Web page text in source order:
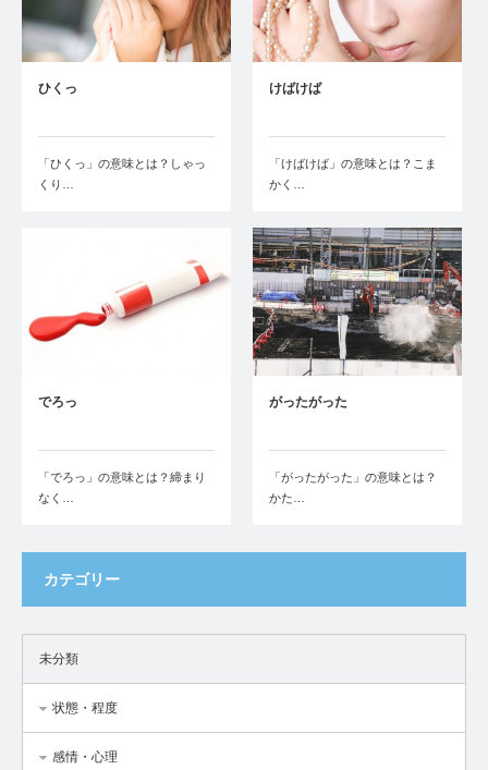
ひくっ
「ひくっ」の意味とは？しゃっ
くり…
けばけば
「けばけば」の意味とは？こま
かく…
でろっ
「でろっ」の意味とは？締まり
なく…
がったがった
「がったがった」の意味とは？
かた…
カテゴリー
未分類
状態・程度
感情・心理